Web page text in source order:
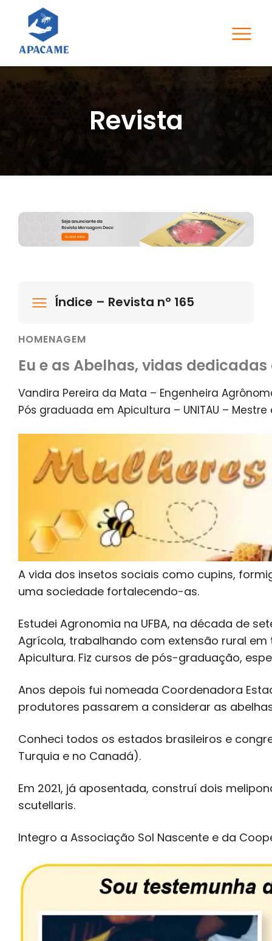
Revista
Índice – Revista nº 165
HOMENAGEM
Eu e as Abelhas, vidas
Vandira Pereira da Mata – Engenheira
Pós graduada em Apicultura – UNITAU – Mestre
A vida dos insetos sociais como cupins,
uma sociedade fortalecendo-as.
Estudei Agronomia na UFBA, na década de
Agrícola, trabalhando com extensão rural
Apicultura. Fiz cursos de pós-graduação,
Anos depois fui nomeada Coordenadora
produtores passarem a considerar as
Conheci todos os estados brasileiros e
Turquia e no Canadá).
Em 2021, já aposentada, construí dois
scutellaris.
Integro a Associação Sol Nascente e da